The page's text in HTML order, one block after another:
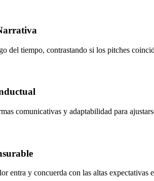
del tiempo, contrastando si los pitches
comunicativas y adaptabilidad para
entra y concuerda con las altas expectativas